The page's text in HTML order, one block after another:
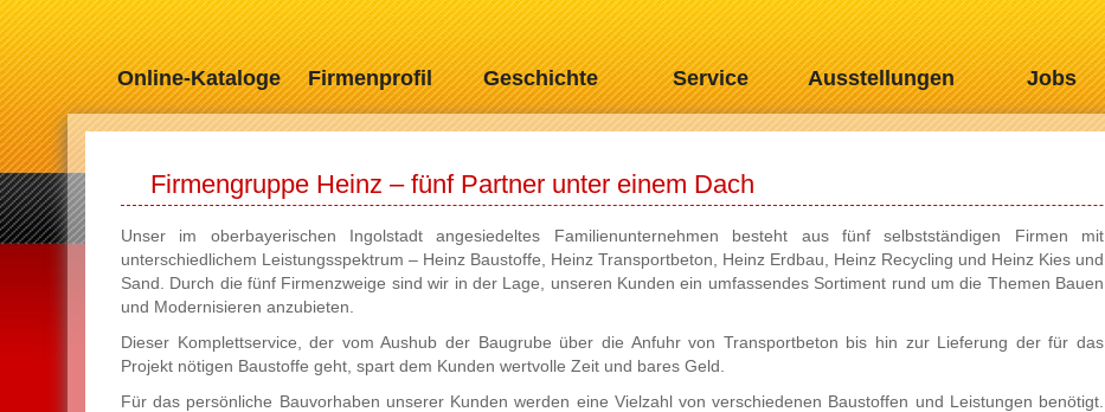
Online-Kataloge Firmenprofil Geschichte Service Ausstellungen Jobs
Firmengruppe Heinz – fünf Partner unter einem Dach
Unser im oberbayerischen Ingolstadt angesiedeltes Familienunternehmen besteht aus fünf selbstständigen Firmen mit
unterschiedlichem Leistungsspektrum – Heinz Baustoffe, Heinz Transportbeton, Heinz Erdbau, Heinz Recycling und Heinz Kies und
Sand. Durch die fünf Firmenzweige sind wir in der Lage, unseren Kunden ein umfassendes Sortiment rund um die Themen Bauen
und Modernisieren anzubieten.
Dieser Komplettservice, der vom Aushub der Baugrube über die Anfuhr von Transportbeton bis hin zur Lieferung der für das
Projekt nötigen Baustoffe geht, spart dem Kunden wertvolle Zeit und bares Geld.
Für das persönliche Bauvorhaben unserer Kunden werden eine Vielzahl von verschiedenen Baustoffen und Leistungen benötigt.